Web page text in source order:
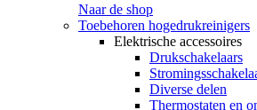
Naar de shop
Toebehoren hogedrukreinigers
Elektrische accessoires
Drukschakelaars
Diverse delen
Thermostaten en